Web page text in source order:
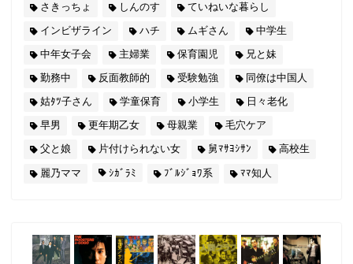
さきっちょ しんのす
ていねいな暮らし
インビザライン
ハチ ムギさん
中学生
中年女子会
主婦業 保育園児
兄と妹
勤務中
反面教師的 受験勉強
同僚は中国人
姑ﾀﾂ子さん
学童保育 小学生
日々老化
早男
更年期乙女 母親業
毛穴ケア
父と娘
片付けられない女 舅ﾏｻﾖｼｻﾝ 高校生
麗乃ママ ｼｶﾞﾗﾐ ﾌﾞﾙｼﾞｮﾜ系 ﾏﾏ知人